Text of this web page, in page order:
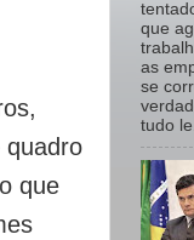
quadro
que
que
as
se
tudo